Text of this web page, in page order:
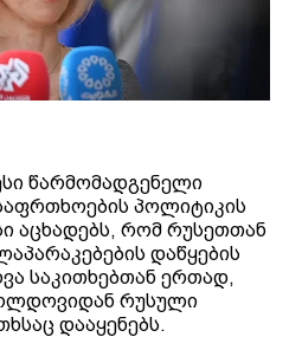
წარმომადგენელი
პოლიტიკის
აცხადებს, რომ რუსეთთან
დაწყების
საკითხებთან ერთად,
რუსული
დააყენებს.